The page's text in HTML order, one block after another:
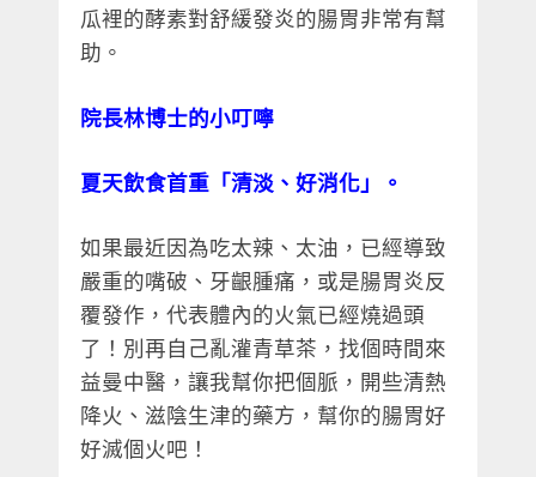
瓜裡的酵素對舒緩發炎的腸胃非常有幫
助。
院長林博士的小叮嚀
夏天飲食首重「清淡、好消化」。
如果最近因為吃太辣、太油，已經導致
嚴重的嘴破、牙齦腫痛，或是腸胃炎反
覆發作，代表體內的火氣已經燒過頭
了！別再自己亂灌青草茶，找個時間來
益曼中醫，讓我幫你把個脈，開些清熱
降火、滋陰生津的藥方，幫你的腸胃好
好滅個火吧！